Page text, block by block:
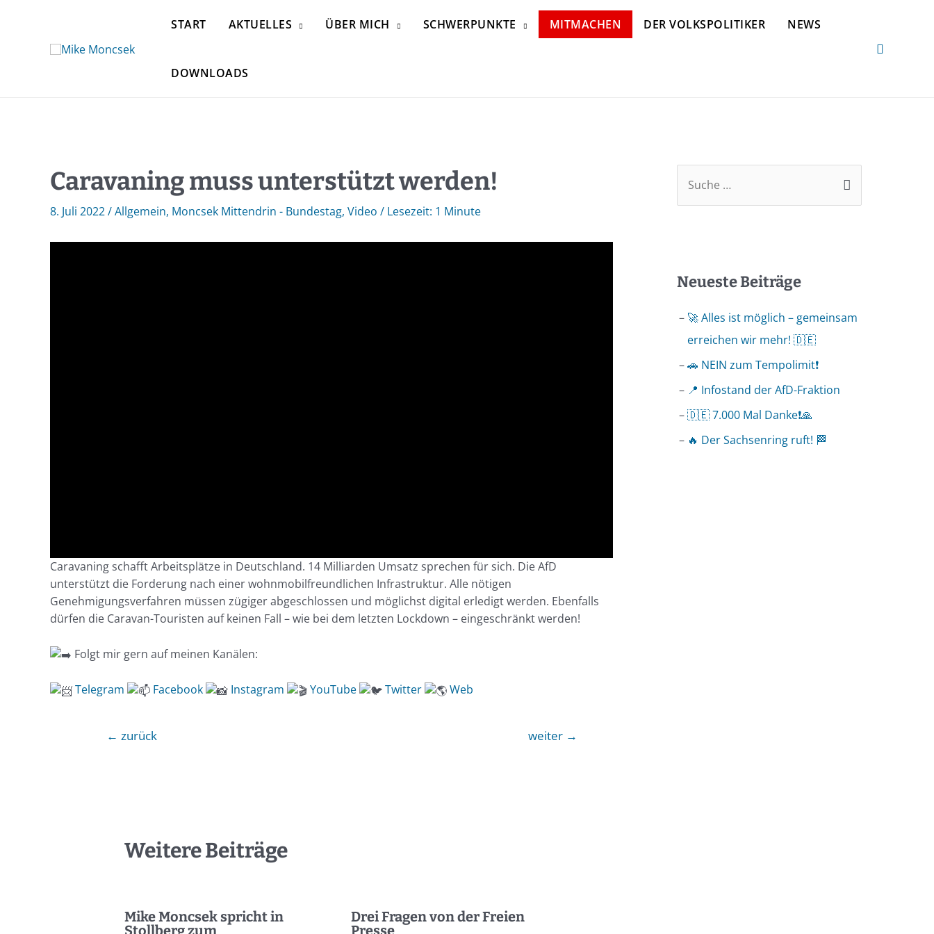
START AKTUELLES ÜBER MICH SCHWERPUNKTE MITMACHEN DER VOLKSPOLITIKER NEWS
DOWNLOADS
Caravaning muss unterstützt werden!
8. Juli 2022/Allgemein, Moncsek Mittendrin - Bundestag, Video / 1 Minute
Caravaning schafft Arbeitsplätze in Deutschland. 14 Milliarden Umsatz sprechen für sich. Die AfD
unterstützt die Forderung nach einer wohnmobilfreundlichen Infrastruktur. Alle nötigen
Genehmigungsverfahren müssen zügiger abgeschlossen und möglichst digital erledigt werden. Ebenfalls
dürfen die Caravan-Touristen auf keinen Fall – wie bei dem letzten Lockdown – eingeschränkt werden!
Folgt mir gern auf meinen Kanälen:
Telegram Facebook Instagram YouTube Twitter Web
← zurück weiter →
Weitere Beiträge
Mike Moncsek spricht in
Stollberg zum
Drei Fragen von der Freien
Presse
Neueste Beiträge
🚀 Alles ist möglich – gemeinsam
erreichen wir mehr! 🇩🇪
🚗 NEIN zum Tempolimit❗️
📍 Infostand der AfD-Fraktion
🇩🇪 7.000 Mal Danke❗️🙏
🔥 Der Sachsenring ruft! 🏁